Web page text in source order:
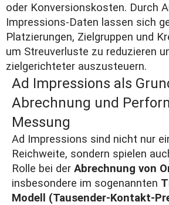
oder Konversionskosten. Durch
Impressions-Daten lassen sich
Platzierungen, Zielgruppen und
um Streuverluste zu reduzieren
zielgerichteter auszusteuern.
Ad Impressions als
Abrechnung und
Messung
Ad Impressions sind nicht nur
Reichweite, sondern spielen
Rolle bei der Abrechnung von
insbesondere im sogenannten
Modell (Tausender-Kontakt-